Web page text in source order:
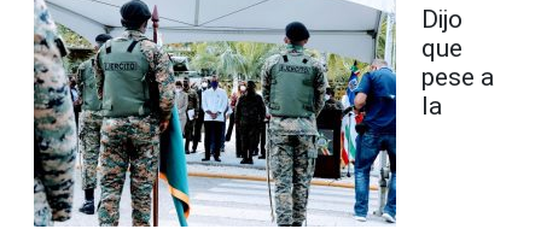
Dijo
que
pese a
la